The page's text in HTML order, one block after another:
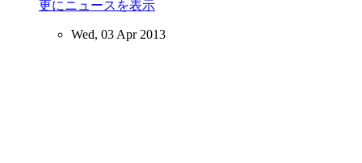
更にニュースを表示
Wed, 03 Apr 2013